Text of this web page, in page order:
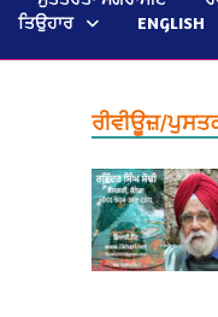
ਤਿਉਹਾਰ ENGLISH
ਰੀਵੀਊਜ਼/